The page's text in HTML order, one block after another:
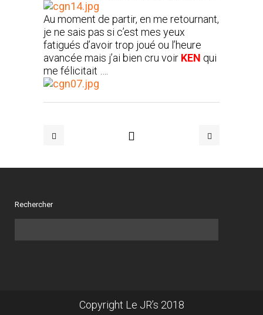
Au moment de partir, en me retournant,
je ne sais pas si c’est mes yeux
fatigués d’avoir trop joué ou l’heure
avancée mais j’ai bien cru voir KEN qui
me félicitait ….
Rechercher
Copyright Le JR’s 2018